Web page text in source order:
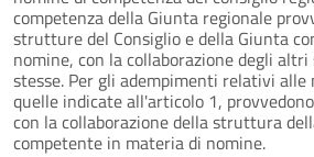
competenza della Giunta regionale
strutture del Consiglio e della Giunta
nomine, con la collaborazione degli
stesse. Per gli adempimenti relativi alle
quelle indicate all'articolo 1,
con la collaborazione della struttura
competente in materia di nomine.